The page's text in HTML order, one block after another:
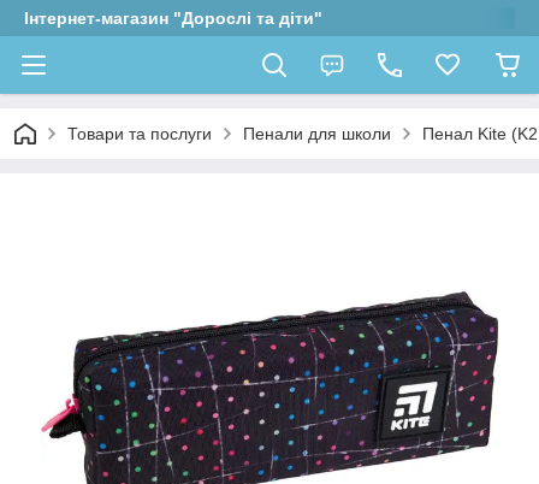
Інтернет-магазин "Дорослі та діти"
Товари та послуги Пенали для школи Пенал Kite